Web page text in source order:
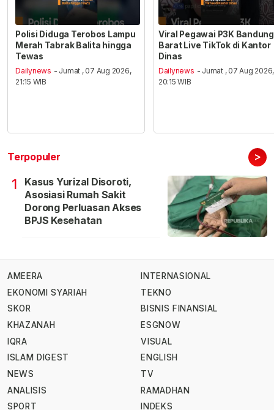
Polisi Diduga Terobos Lampu
Merah Tabrak Balita hingga
Tewas
Dailynews - Jumat , 07 Aug 2026,
21:15 WIB
Viral Pegawai P3K Bandung
Barat Live TikTok di Kantor
Dinas
Dailynews - Jumat , 07 Aug 2026,
20:15 WIB
Terpopuler >
1
Kasus Yurizal Disoroti,
Asosiasi Rumah Sakit
Dorong Perluasan Akses
BPJS Kesehatan
AMEERA
EKONOMI SYARIAH
SKOR
KHAZANAH
IQRA
ISLAM DIGEST
NEWS
ANALISIS
SPORT
INTERNASIONAL
TEKNO
BISNIS FINANSIAL
ESGNOW
VISUAL
ENGLISH
TV
RAMADHAN
INDEKS